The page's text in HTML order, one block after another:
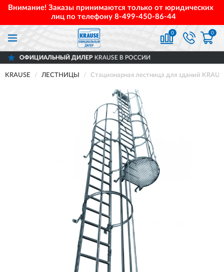
Внимание! Заказы принимаются только от юридических
лиц по телефону 8-499-450-86-44
0 0
ДИЛЕРKRAUSE В РОССИИ
KRAUSE ЛЕСТНИЦЫ Стационарная лестница для зданий